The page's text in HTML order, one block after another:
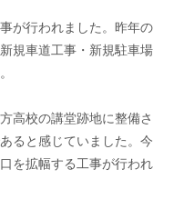
が行われました。昨年の
規車道工事・新規駐車場
高校の講堂跡地に整備さ
ると感じていました。今
を拡幅する工事が行われ